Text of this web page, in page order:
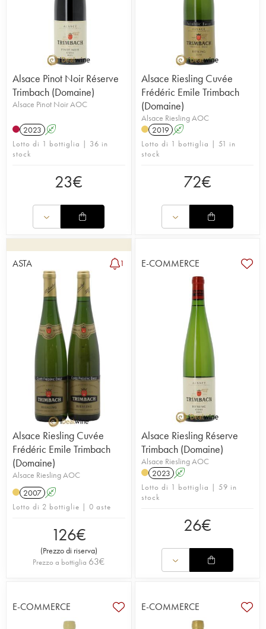
Alsace Pinot Noir Réserve
Trimbach (Domaine)
Alsace Pinot Noir AOC
2023 A
Lotto di 1 bottiglia | 36 in
stock
23€
Alsace Riesling Cuvée
Frédéric Emile Trimbach
(Domaine)
Alsace Riesling AOC
2019 A
Lotto di 1 bottiglia | 51 in
stock
72€
ASTA 1
Alsace Riesling Cuvée
Frédéric Emile Trimbach
(Domaine)
Alsace Riesling AOC
2007 A
Lotto di 2 bottiglie | 0 aste
126€
(Prezzo di riserva)
Prezzo a bottiglia 63€
E-COMMERCE
Alsace Riesling Réserve
Trimbach (Domaine)
Alsace Riesling AOC
2023 A
Lotto di 1 bottiglia | 59 in
stock
26€
E-COMMERCE E-COMMERCE